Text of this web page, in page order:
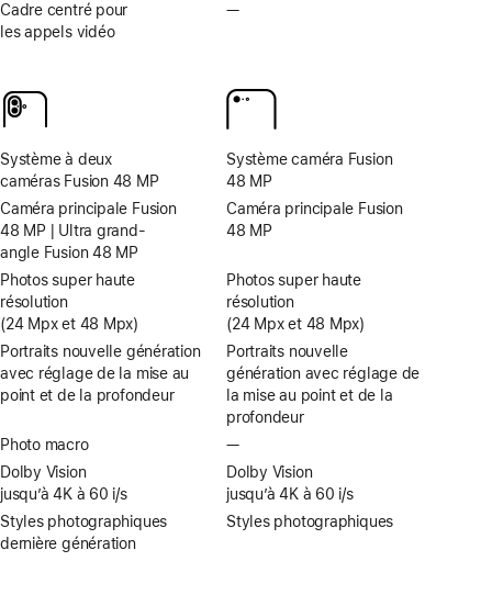
Cadre centré pour
les appels vidéo
Système à deux
caméras Fusion 48 MP
Caméra principale Fusion
48 MP | Ultra grand-
angle Fusion 48 MP
Photos super haute
résolution
(24 Mpx et 48 Mpx)
Portraits nouvelle génération
avec réglage de la mise au
point et de la profondeur
Photo macro
Dolby Vision
jusqu’à 4K à 60 i/s
Styles photographiques
dernière génération
photos
—Cadre
appels
disponible
Système caméra Fusion
48 MP
Caméra principale Fusion
48 MP
Photos super haute
résolution
(24 Mpx et 48 Mpx)
Portraits nouvelle
génération avec réglage de
la mise au point et de la
profondeur
—Pas
de
Photo
macro
Dolby Vision
jusqu’à 4K à 60 i/s
Styles photographiques